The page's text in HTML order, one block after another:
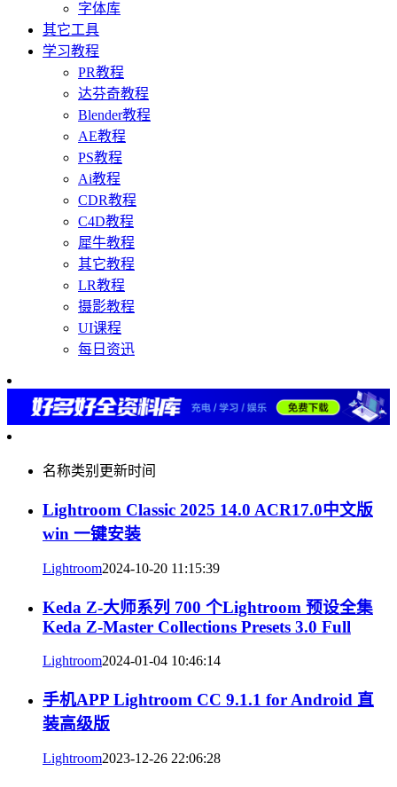
字体库
其它工具
学习教程
PR教程
达芬奇教程
Blender教程
AE教程
PS教程
Ai教程
CDR教程
C4D教程
犀牛教程
其它教程
LR教程
摄影教程
UI课程
每日资迅
名称类别 更新时间
Lightroom Classic 2025 14.0 ACR17.0中文版
win 一键安装
Lightroom2024-10-20 11:15:39
Keda Z-大师系列 700 个Lightroom 预设全集
Keda Z-Master Collections Presets 3.0 Full
Lightroom2024-01-04 10:46:14
手机APP Lightroom CC 9.1.1 for Android 直
装高级版
Lightroom2023-12-26 22:06:28